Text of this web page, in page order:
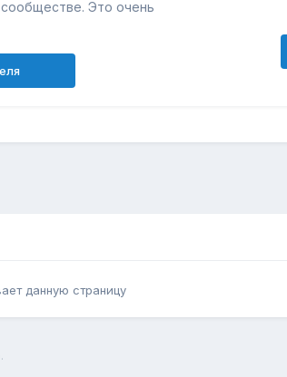
Это очень
данную страницу